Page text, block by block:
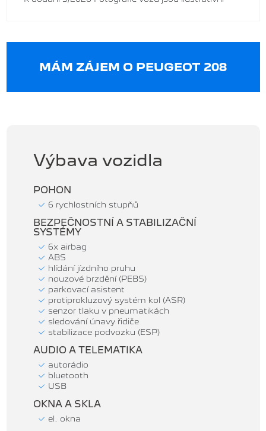
Výbava vozidla
POHON
6 rychlostních stupňů
BEZPEČNOSTNÍ A STABILIZAČNÍ
SYSTÉMY
6x airbag
ABS
hlídání jízdního pruhu
nouzové brzdění (PEBS)
parkovací asistent
protiprokluzový systém kol (ASR)
senzor tlaku v pneumatikách
sledování únavy řidiče
stabilizace podvozku (ESP)
AUDIO A TELEMATIKA
autorádio
bluetooth
USB
OKNA A SKLA
el. okna
MÁM ZÁJEM O PEUGEOT 208